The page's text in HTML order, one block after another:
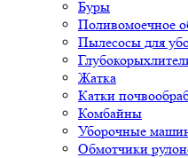
Буры
Поливомоечное
Пылесосы для
Жатка
Катки
Комбайны
Уборочные
Обмотчики